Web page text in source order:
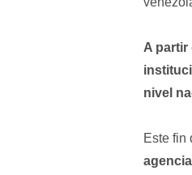
A partir
nivel
Este fin